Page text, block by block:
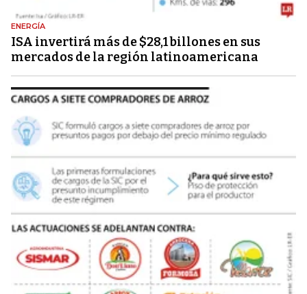
ENERGÍA
ISA invertirá más de $28,1 billones en sus
mercados de la región latinoamericana